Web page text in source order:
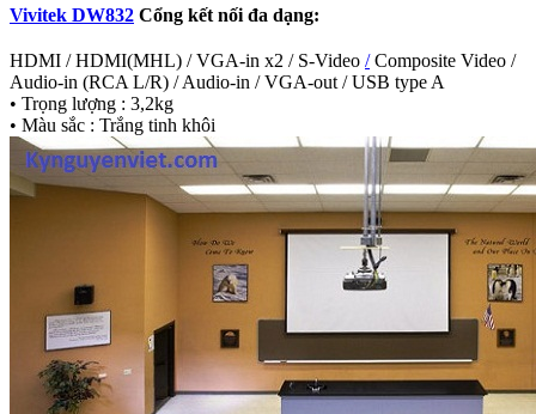
Vivitek DW832 Cổng kết nối đa dạng:
HDMI / HDMI(MHL) / VGA-in x2 / S-Video /Composite Video /
Audio-in (RCA L/R) / Audio-in / VGA-out / USB type A
• Trọng lượng : 3,2kg
• Màu sắc : Trắng tinh khôi